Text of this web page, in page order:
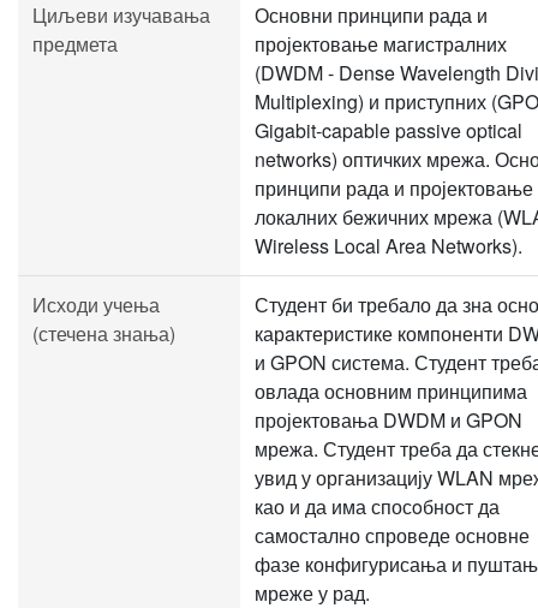
Циљеви изучавања
предмета
Основни принципи рада и
пројектовање магистралних
(DWDM - Dense Wavelength
Multiplexing) и приступних
Gigabit-capable passive optical
networks) оптичких мрежа.
принципи рада и пројектовање
локалних бежичних мрежа
Wireless Local Area Networks).
Исходи учења
(стечена знања)
Студент би требало да зна
карaктеристике компоненти
и GPON система. Студент
овлада основним принципима
пројектовања DWDM и GPON
мрежа. Студент треба да
увид у организацију WLAN
као и да има спосoбност да
самостално спроведе основне
фазе конфигурисања и
мреже у рад.